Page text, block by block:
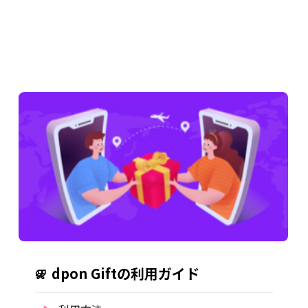
dpon Giftの利用ガイド